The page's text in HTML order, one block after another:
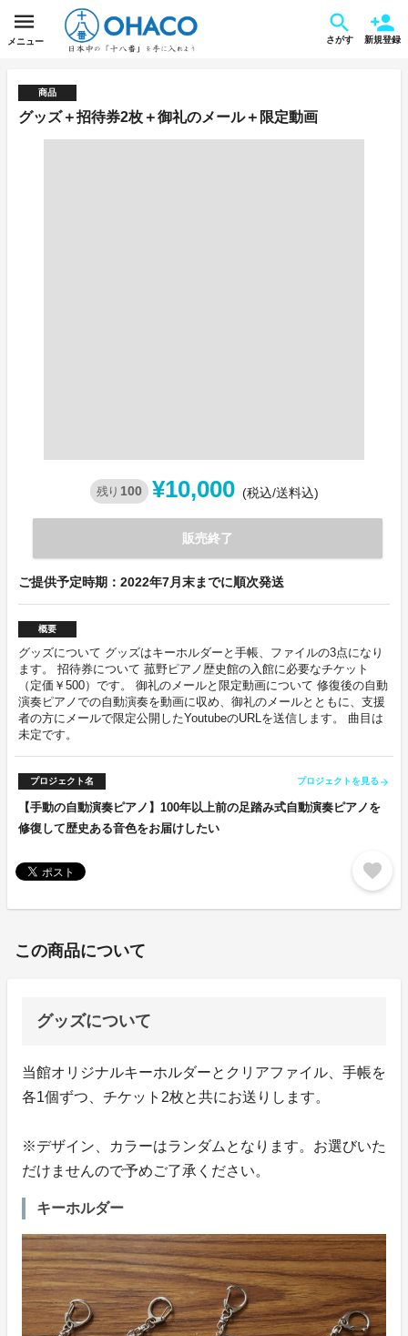
メニュー さがす 新規登録
商品
グッズ＋招待券2枚＋御礼のメール＋限定動画
残り 100 ¥10,000 (税込/送料込)
販売終了
ご提供予定時期：2022年7月末までに順次発送
概要
グッズについて グッズはキーホルダーと手帳、ファイルの3点になり
ます。 招待券について 菰野ピアノ歴史館の入館に必要なチケット
（定価￥500）です。 御礼のメールと限定動画について 修復後の自動
演奏ピアノでの自動演奏を動画に収め、御礼のメールとともに、支援
者の方にメールで限定公開したYoutubeのURLを送信します。 曲目は
未定です。
プロジェクト名 プロジェクトを見る arrow_forward
【手動の自動演奏ピアノ】100年以上前の足踏み式自動演奏ピアノを
修復して歴史ある音色をお届けしたい
favorite
この商品について
グッズについて
当館オリジナルキーホルダーとクリアファイル、手帳を
各1個ずつ、チケット2枚と共にお送りします。
※デザイン、カラーはランダムとなります。お選びいた
だけませんので予めご了承ください。
キーホルダー